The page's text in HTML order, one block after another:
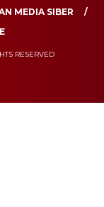
MEDIA SIBER
RESERVED